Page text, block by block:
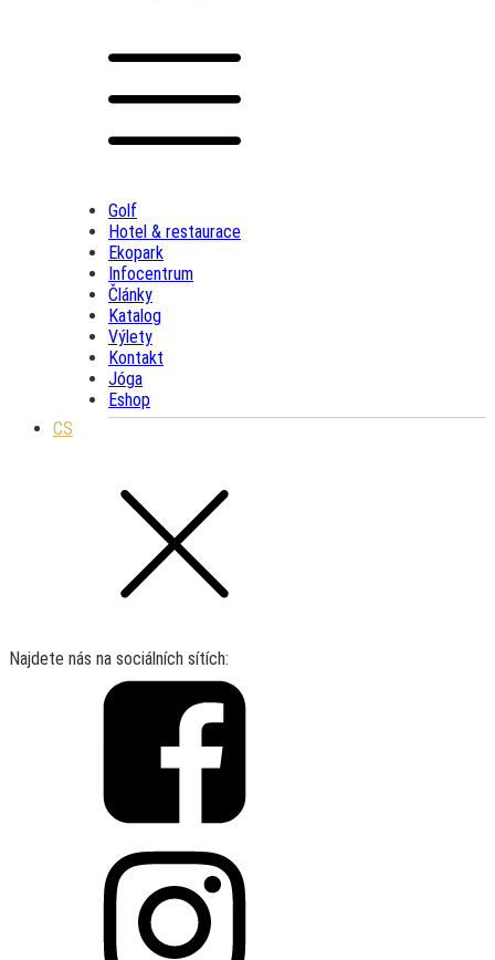
Golf
Hotel & restaurace
Ekopark
Infocentrum
Články
Katalog
Výlety
Kontakt
Jóga
Eshop
CS
Najdete nás na sociálních sítích: